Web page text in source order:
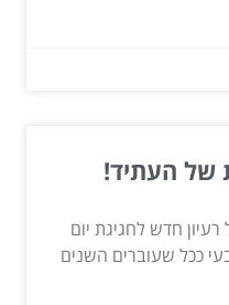
של העתיד!
חדש לחגיגת יום
ככל שעוברים השנים